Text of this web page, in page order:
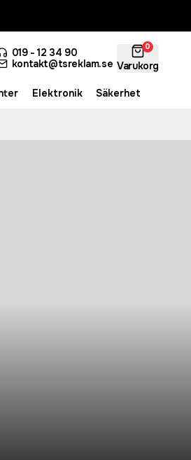
019 - 12 34 90
kontakt@tsreklam.se
0
Varukorg
Elektronik Säkerhet